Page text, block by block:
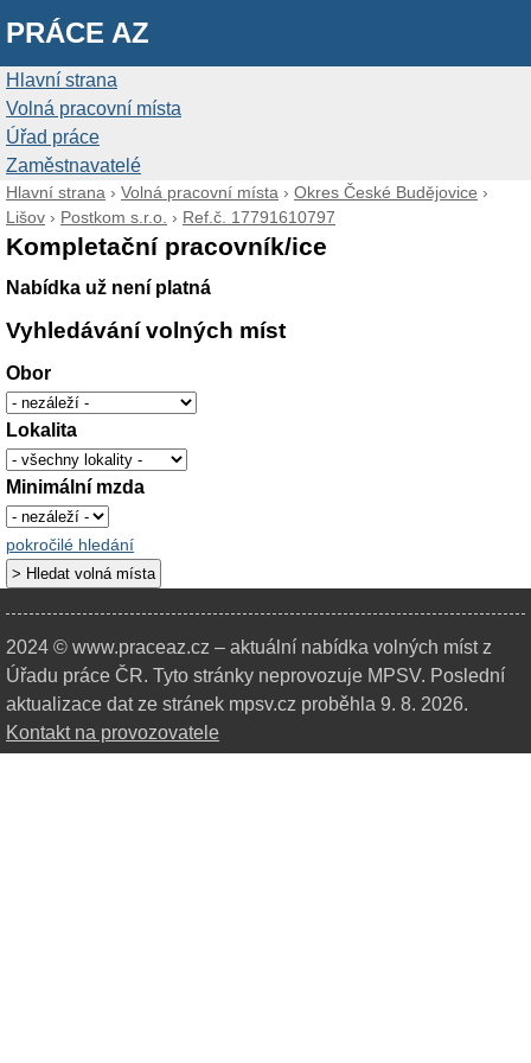
PRÁCE AZ
Hlavní strana
Volná pracovní místa
Úřad práce
Zaměstnavatelé
Hlavní strana › Volná pracovní místa › Okres České Budějovice ›
Lišov › Postkom s.r.o. › Ref.č. 17791610797
Kompletační pracovník/ice
Nabídka už není platná
Vyhledávání volných míst
Obor
Lokalita
Minimální mzda
pokročilé hledání
2024 © www.praceaz.cz – aktuální nabídka volných míst z
Úřadu práce ČR. Tyto stránky neprovozuje MPSV. Poslední
aktualizace dat ze stránek mpsv.cz proběhla 9. 8. 2026.
Kontakt na provozovatele